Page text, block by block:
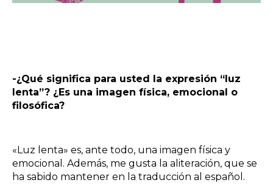
-¿Qué significa para usted la expresión “luz
lenta”? ¿Es una imagen física, emocional o
filosófica?
«Luz lenta» es, ante todo, una imagen física y
emocional. Además, me gusta la aliteración, que se
ha sabido mantener en la traducción al español.